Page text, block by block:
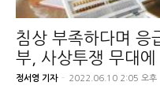
침상 부족하다며 응
부, 사상투쟁 무대에
정서영 기자 - 2022.06.10 2:05 오후